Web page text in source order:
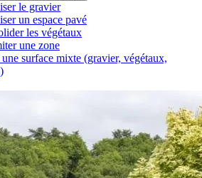
le gravier
un espace pavé
les végétaux
une zone
surface mixte (gravier, végétaux,